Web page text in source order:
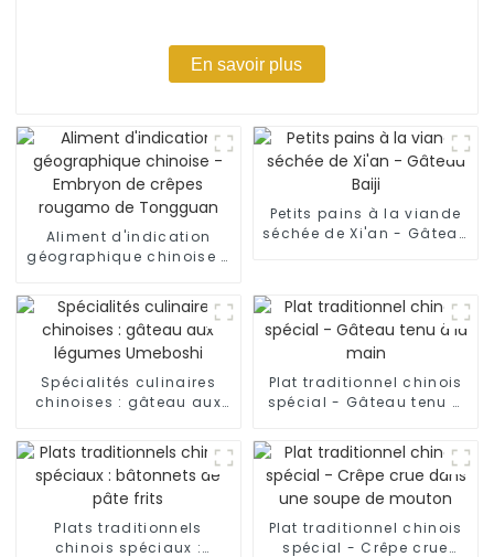
En savoir plus
Aliment d'indication
géographique chinoise -
rougamo de Tongguan
Petits pains à la viande
séchée de Xi'an - Gâteau
Spécialités culinaires
chinoises : gâteau aux
Plat traditionnel chinois
spécial - Gâteau tenu à
Plats traditionnels
chinois spéciaux :
Plat traditionnel chinois
spécial - Crêpe crue